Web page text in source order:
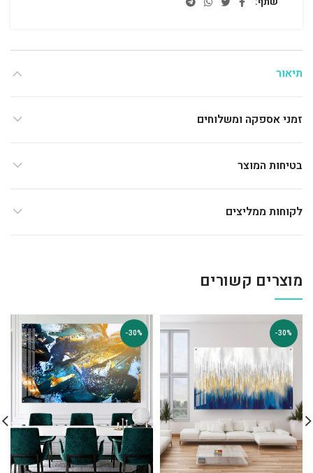
תיאור
זמני אספקה ומשלוחים
בטיחות המוצר
לקוחות ממליצים
מוצרים קשורים
-30%
-30%